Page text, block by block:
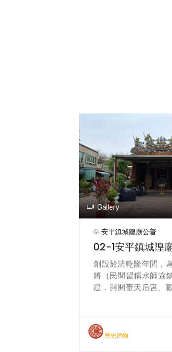
Gallery
安平鎮城隍廟公普
02-1安平鎮城隍
創設於清乾隆年間，
將（民間習稱水師協
建，與開臺天后宮、
色；此外，另與臺灣
首邑縣城隍廟並列為
歷史建物